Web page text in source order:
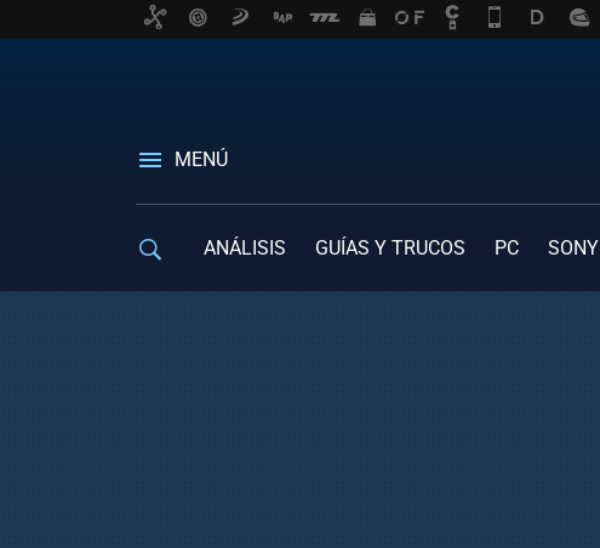
MENÚ
ANÁLISIS GUÍAS Y TRUCOS PC SONY